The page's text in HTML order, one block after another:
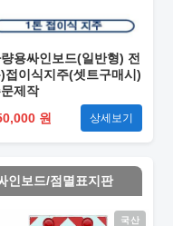
용싸인보드(일반형) 전
접이식지주(셋트구매시)
제작
원
상세보기
인보드/점멸표지판
국산